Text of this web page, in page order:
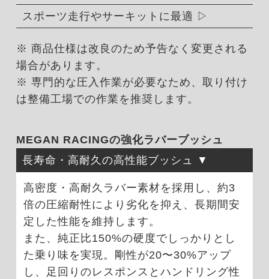
スポーツ走行やサーキットに最適
※ 商品仕様は改良のため予告なく変更される
場合があります。
※ 専門的な圧入作業が必要なため、取り付け
は整備工場での作業を推奨します。
MEGAN RACINGの強化ラバーブッシュ
長寿命・高耐久の高性能ブッシュ
高密度・高耐久ラバー素材を採用し、約3
倍の圧縮耐性により劣化を抑え、長期間安
定した性能を維持します。
また、純正比150%の硬度でしっかりとし
た乗り味を実現。剛性が20〜30%アップ
し、足回りのレスポンスとハンドリング性